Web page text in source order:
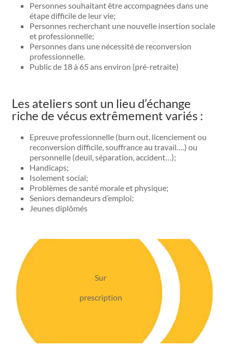
Personnes souhaitant être accompagnées dans une
étape difficile de leur vie;
Personnes recherchant une nouvelle insertion sociale
et professionnelle;
Personnes dans une nécessité de reconversion
professionnelle.
Public de 18 à 65 ans environ (pré-retraite)
Les ateliers sont un lieu d’échange
riche de vécus extrêmement variés :
Epreuve professionnelle (burn out, licenciement ou
reconversion difficile, souffrance au travail….) ou
personnelle (deuil, séparation, accident…);
Handicaps;
Isolement social;
Problèmes de santé morale et physique;
Seniors demandeurs d’emploi;
Jeunes diplômés
Sur
prescription